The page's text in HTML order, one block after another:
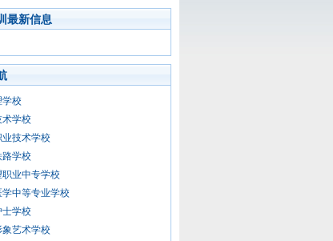
最新信息
学校
术学校
技术学校
路学校
业中专学校
中等专业学校
士学校
艺术学校